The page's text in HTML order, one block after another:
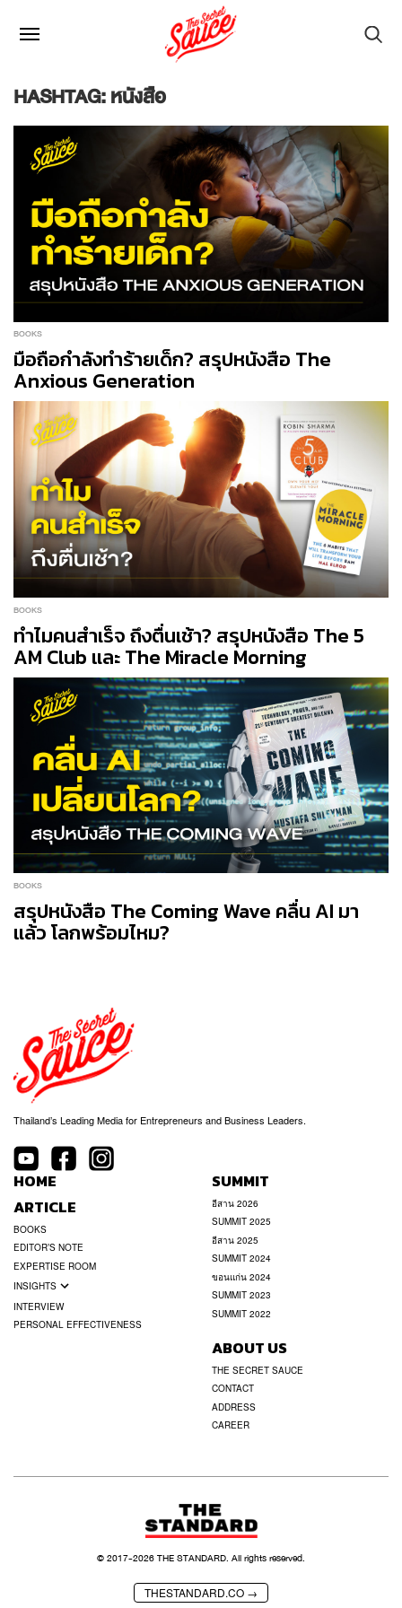
HASHTAG: หนังสือ
BOOKS
มือถือกำลังทำร้ายเด็ก? สรุปหนังสือ The
Anxious Generation
BOOKS
ทำไมคนสำเร็จ ถึงตื่นเช้า? สรุปหนังสือ The 5
AM Club และ The Miracle Morning
BOOKS
สรุปหนังสือ The Coming Wave คลื่น AI มา
แล้ว โลกพร้อมไหม?
Thailand’s Leading Media for Entrepreneurs and Business Leaders.
HOME
ARTICLE
BOOKS
EDITOR’S NOTE
EXPERTISE ROOM
INSIGHTS
INTERVIEW
PERSONAL EFFECTIVENESS
SUMMIT
อีสาน 2026
SUMMIT 2025
อีสาน 2025
SUMMIT 2024
ขอนแก่น 2024
SUMMIT 2023
SUMMIT 2022
ABOUT US
THE SECRET SAUCE
CONTACT
ADDRESS
CAREER
THESTANDARD.CO →
© 2017-2026THE STANDARD. All rights reserved.